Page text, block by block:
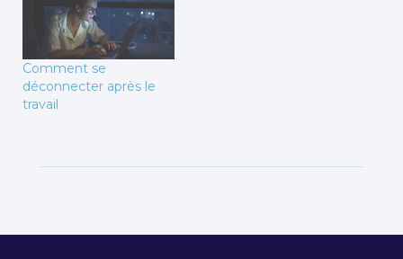
Comment se
déconnecter après le
travail